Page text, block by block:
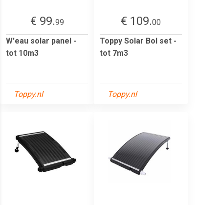
€ 99.99
W'eau solar panel -
tot 10m3
Toppy.nl
€ 109.00
Toppy Solar Bol set -
tot 7m3
Toppy.nl